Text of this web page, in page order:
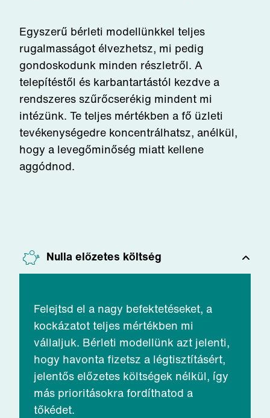
Egyszerű bérleti modellünkkel teljes
rugalmasságot élvezhetsz, mi pedig
gondoskodunk minden részletről. A
telepítéstől és karbantartástól kezdve a
rendszeres szűrőcserékig mindent mi
intézünk. Te teljes mértékben a fő üzleti
tevékenységedre koncentrálhatsz, anélkül,
hogy a levegőminőség miatt kellene
aggódnod.
Nulla előzetes költség
Felejtsd el a nagy befektetéseket, a
kockázatot teljes mértékben mi
vállaljuk. Bérleti modellünk azt jelenti,
hogy havonta fizetsz a légtisztításért,
jelentős előzetes költségek nélkül, így
más prioritásokra fordíthatod a
tőkédet.